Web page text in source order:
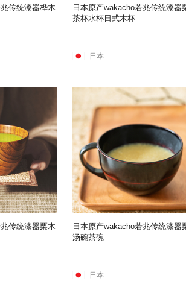
传统漆器桦木
日本原产wakacho若兆传统漆器
茶杯水杯日式木杯
日本
传统漆器栗木
日本原产wakacho若兆传统漆器
汤碗茶碗
日本